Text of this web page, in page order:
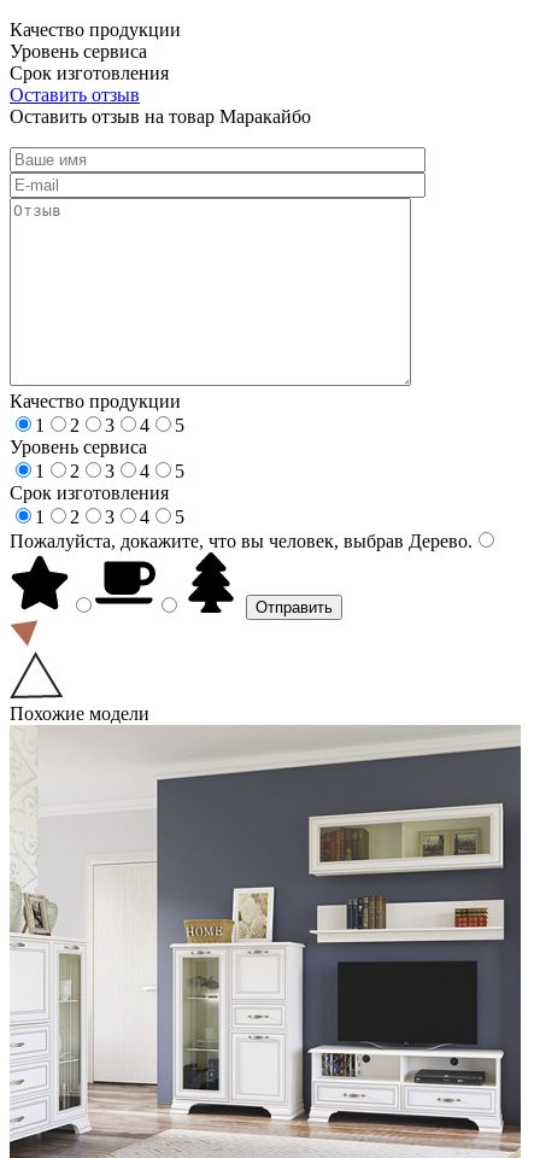
Качество продукции
Уровень сервиса
Срок изготовления
Оставить отзыв
Оставить отзыв на товар Маракайбо
Качество продукции
1
2 3 4
5
Уровень сервиса
1
2 3 4
5
Срок изготовления
1
2 3 4
5
Пожалуйста, докажите, что вы человек, выбрав Дерево.
Похожие модели